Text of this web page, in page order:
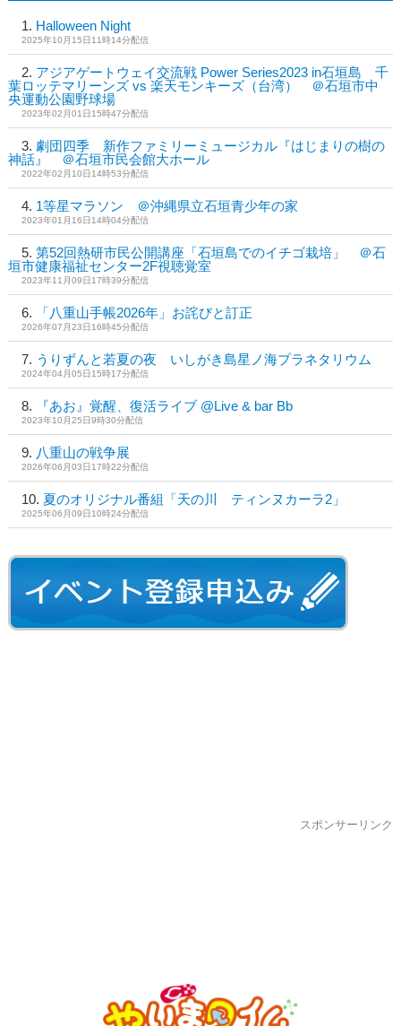
Halloween Night
2025年10月15日11時14分配信
アジアゲートウェイ交流戦 Power Series2023 in石垣島 千
葉ロッテマリーンズ vs 楽天モンキーズ（台湾） ＠石垣市中
央運動公園野球場
2023年02月01日15時47分配信
劇団四季 新作ファミリーミュージカル『はじまりの樹の
神話』 ＠石垣市民会館大ホール
2022年02月10日14時53分配信
1等星マラソン ＠沖縄県立石垣青少年の家
2023年01月16日14時04分配信
第52回熱研市民公開講座「石垣島でのイチゴ栽培」 ＠石
垣市健康福祉センター2F視聴覚室
2023年11月09日17時39分配信
「八重山手帳2026年」お詫びと訂正
2026年07月23日16時45分配信
うりずんと若夏の夜 いしがき島星ノ海プラネタリウム
2024年04月05日15時17分配信
『あお』覚醒、復活ライブ @Live & bar Bb
2023年10月25日9時30分配信
八重山の戦争展
2026年06月03日17時22分配信
夏のオリジナル番組「天の川 ティンヌカーラ2」
2025年06月09日10時24分配信
スポンサーリンク